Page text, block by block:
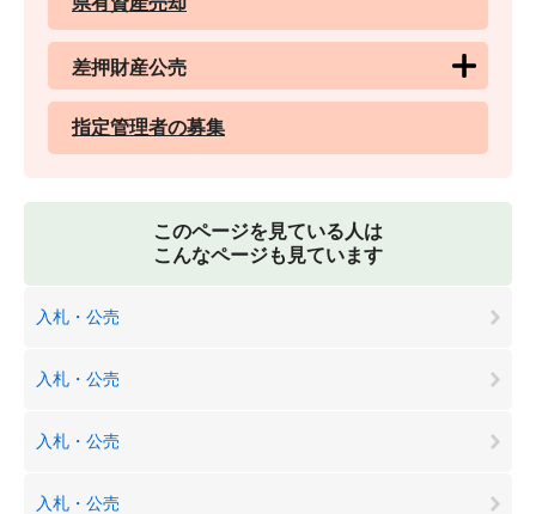
差押財産公売
指定管理者の募集
このページを見ている人は
こんなページも見ています
入札・公売
入札・公売
入札・公売
入札・公売